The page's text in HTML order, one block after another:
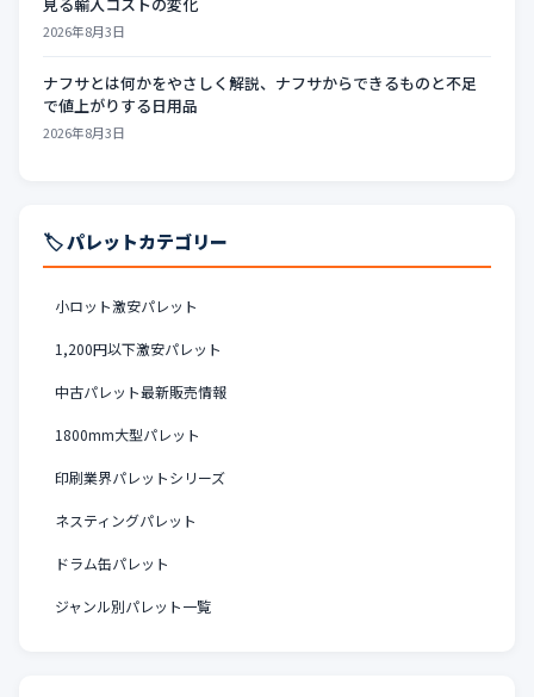
2026年8月3日
ナフサとは何かをやさしく解説、ナフサからできるものと不足
で値上がりする日用品
2026年8月3日
🏷️ パレットカテゴリー
小ロット激安パレット
1,200円以下激安パレット
中古パレット最新販売情報
1800mm大型パレット
印刷業界パレットシリーズ
ネスティングパレット
ドラム缶パレット
ジャンル別パレット一覧